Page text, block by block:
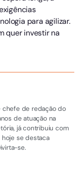
para agilizar.
quer investir na
chefe de redação do
de atuação na
já contribuiu com
se destaca
se.